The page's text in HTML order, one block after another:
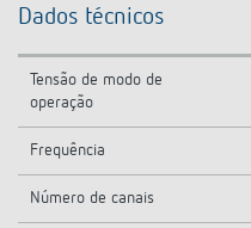
Dados técnicos
Tensão de modo de
operação
Frequência
Número de canais